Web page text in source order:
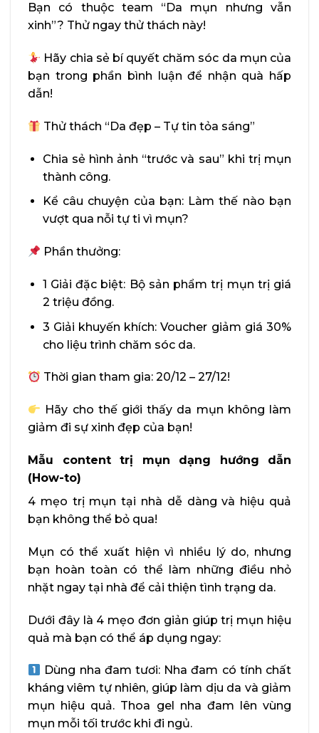
Bạn có thuộc team “Da mụn nhưng vẫn
xinh”? Thử ngay thử thách này!
Hãy chia sẻ bí quyết chăm sóc da mụn của
bạn trong phần bình luận để nhận quà hấp
dẫn!
Thử thách “Da đẹp – Tự tin tỏa sáng”
Chia sẻ hình ảnh “trước và sau” khi trị mụn
thành công.
Kể câu chuyện của bạn: Làm thế nào bạn
vượt qua nỗi tự ti vì mụn?
Phần thưởng:
1 Giải đặc biệt: Bộ sản phẩm trị mụn trị giá
2 triệu đồng.
3 Giải khuyến khích: Voucher giảm giá 30%
cho liệu trình chăm sóc da.
Thời gian tham gia: 20/12 – 27/12!
Hãy cho thế giới thấy da mụn không làm
giảm đi sự xinh đẹp của bạn!
Mẫu content trị mụn dạng hướng dẫn
(How-to)
4 mẹo trị mụn tại nhà dễ dàng và hiệu quả
bạn không thể bỏ qua!
Mụn có thể xuất hiện vì nhiều lý do, nhưng
bạn hoàn toàn có thể làm những điều nhỏ
nhặt ngay tại nhà để cải thiện tình trạng da.
Dưới đây là 4 mẹo đơn giản giúp trị mụn hiệu
quả mà bạn có thể áp dụng ngay:
Dùng nha đam tươi: Nha đam có tính chất
kháng viêm tự nhiên, giúp làm dịu da và giảm
mụn hiệu quả. Thoa gel nha đam lên vùng
mụn mỗi tối trước khi đi ngủ.